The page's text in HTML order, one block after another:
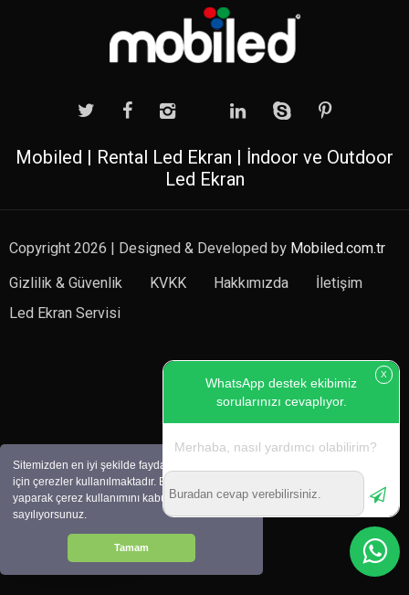
Sitemizden en iyi şekilde faydalanabilmeniz
için çerezler kullanılmaktadır. Bu siteye giriş
yaparak çerez kullanımını kabul etmiş
sayılıyorsunuz.
Tamam
0532 254 35 30
Mobiled | Rental Led Ekran | İndoor ve Outdoor
Led Ekran
Copyright 2026 | Designed & Developed by Mobiled.com.tr
Gizlilik & Güvenlik
KVKK Hakkımızda
İletişim
Led Ekran Servisi
X
WhatsApp destek ekibimiz
sorularınızı cevaplıyor.
Merhaba, nasıl yardımcı olabilirim?